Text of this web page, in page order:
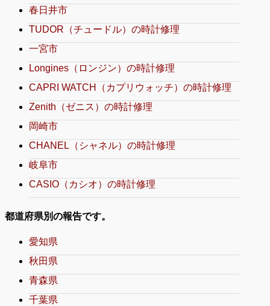
春日井市
TUDOR（チュードル）の時計修理
一宮市
Longines（ロンジン）の時計修理
CAPRI WATCH（カプリウォッチ）の時計修理
Zenith（ゼニス）の時計修理
岡崎市
CHANEL（シャネル）の時計修理
岐阜市
CASIO（カシオ）の時計修理
都道府県別の報告です。
愛知県
秋田県
青森県
千葉県